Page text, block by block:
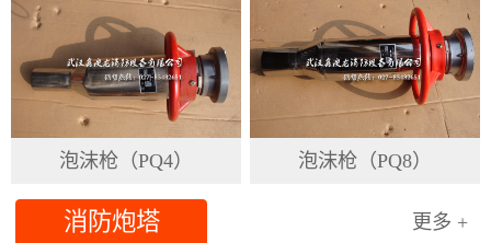
泡沫枪（PQ4） 泡沫枪（PQ8）
消防炮塔 更多 +